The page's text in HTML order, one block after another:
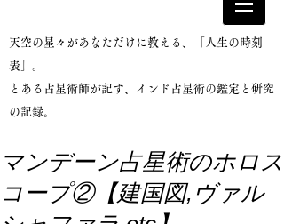
​天空の星々があなただけに教える、「人生の時刻
表」。
とある占星術師が記す、インド占星術の鑑定と研究
の記録。
マンデーン占星術のホロス
コープ②【建国図,ヴァル